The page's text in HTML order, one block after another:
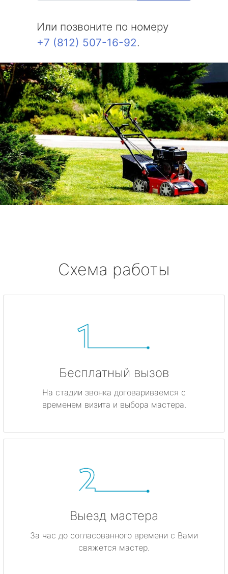
Молодежное
Комарово
Усть-Ижора
Саперный
Петро-Славянка
Тярлево
Смолячково
Высоцк
Гатчина
Кириши
Или позвоните по номеру
+7 (812) 507-16-92.
Схема работы
Бесплатный вызов
На стадии звонка договариваемся с
временем визита и выбора мастера.
Выезд мастера
За час до согласованного времени с Вами
свяжется мастер.